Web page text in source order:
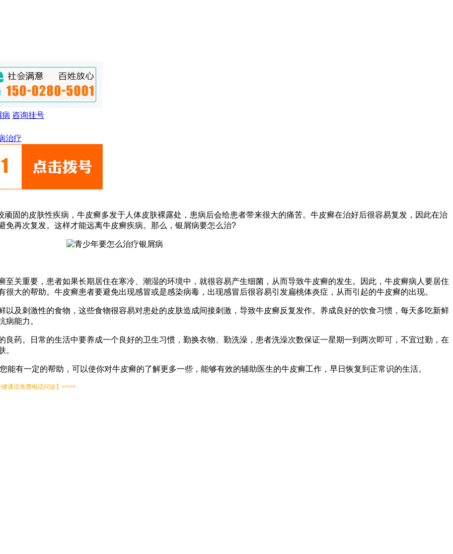
病 咨询挂号
治疗
顽固的皮肤性疾病，牛皮癣多发于人体皮肤裸露处，患病后会给患者带来很大的痛苦。牛皮癣在治好后很容易复发，因此在治
再次复发。这样才能远离牛皮癣疾病。那么，银屑病要怎么治?
重要，患者如果长期居住在寒冷、潮湿的环境中，就很容易产生细菌，从而导致牛皮癣的发生。因此，牛皮癣病人要居住
大的帮助。牛皮癣患者要避免出现感冒或是感染病毒，出现感冒后很容易引发扁桃体炎症，从而引起的牛皮癣的出现。
刺激性的食物，这些食物很容易对患处的皮肤造成间接刺激，导致牛皮癣反复发作。养成良好的饮食习惯，每天多吃新鲜
病能力。
。日常的生活中要养成一个良好的卫生习惯，勤换衣物、勤洗澡，患者洗澡次数保证一星期一到两次即可，不宜过勤，在
。
有一定的帮助，可以使你对牛皮癣的了解更多一些，能够有效的辅助医生的牛皮癣工作，早日恢复到正常识的生活。
键通话免费电话问诊】<<<<